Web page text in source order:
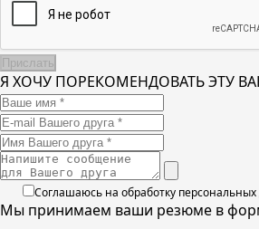
Я ХОЧУ ПОРЕКОМЕНДОВАТЬ ЭТУ
Соглашаюсь на обработку
Мы принимаем ваши резюме в